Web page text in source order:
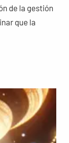
de la gestión
que la